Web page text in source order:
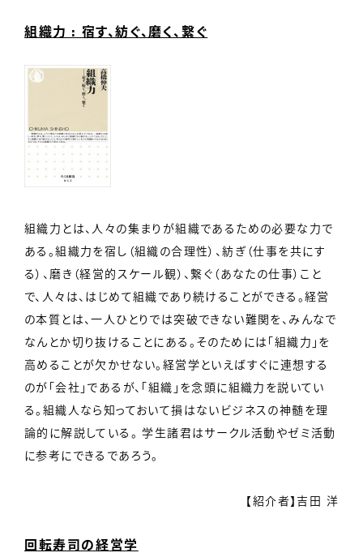
組織力 : 宿す、紡ぐ、磨く、繋ぐ
組織力とは、人々の集まりが組織であるための必要な力で
ある。組織力を宿し（組織の合理性）、紡ぎ（仕事を共にす
る）、磨き（経営的スケール観）、繋ぐ（あなたの仕事）こと
で、人々は、はじめて組織であり続けることができる。経営
の本質とは、一人ひとりでは突破できない難関を、みんなで
なんとか切り抜けることにある。そのためには「組織力」を
高めることが欠かせない。経営学といえばすぐに連想する
のが「会社」であるが、「組織」を念頭に組織力を説いてい
る。組織人なら知っておいて損はないビジネスの神髄を理
論的に解説している。 学生諸君はサークル活動やゼミ活動
に参考にできるであろう。
【紹介者】吉田 洋
回転寿司の経営学